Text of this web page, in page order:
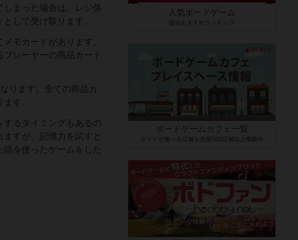
まった場合は、レジ係
して受け取ります。
モカードがあります。
レーヤーの商品カード
ります。全ての商品カ
す。
るタイミングもあるの
すが、記憶力を試すと
を使ったゲームをした
人気ボードゲーム
総合おすすめランキング
ボードゲームカフェ一覧
ボドゲが遊べる店舗を全国500店舗以上掲載中